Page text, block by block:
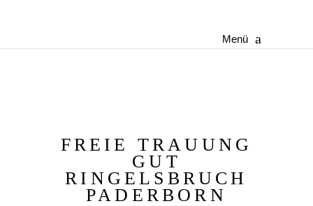
Menü
FREIE TRAUUNG
GUT
RINGELSBRUCH
PADERBORN